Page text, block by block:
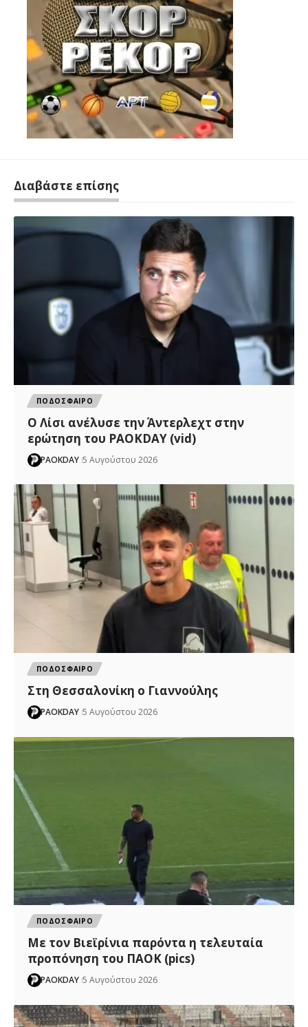
Διαβάστε επίσης
ΠΟΔΟΣΦΑΙΡΟ
Ο Λίσι ανέλυσε την Άντερλεχτ στην
ερώτηση του PAOKDAY (vid)
PAOKDAY 5 Αυγούστου 2026
ΠΟΔΟΣΦΑΙΡΟ
Στη Θεσσαλονίκη ο Γιαννούλης
PAOKDAY 5 Αυγούστου 2026
ΠΟΔΟΣΦΑΙΡΟ
Με τον Βιεϊρίνια παρόντα η τελευταία
προπόνηση του ΠΑΟΚ (pics)
PAOKDAY 5 Αυγούστου 2026